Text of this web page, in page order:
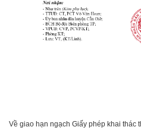
Về giao hạn ngạch Giấy phép khai thác